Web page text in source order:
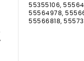
55355106,
55564978,
55566818,